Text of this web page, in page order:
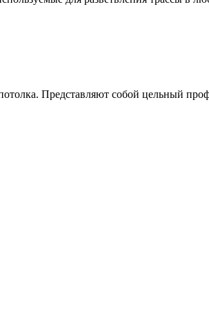
Представляют собой цельный